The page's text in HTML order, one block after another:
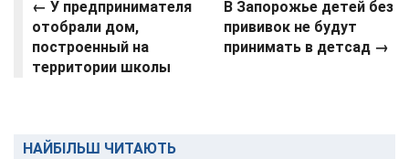
← У предпринимателя
отобрали дом,
построенный на
территории школы
В Запорожье детей без
прививок не будут
принимать в детсад →
НАЙБІЛЬШ ЧИТАЮТЬ